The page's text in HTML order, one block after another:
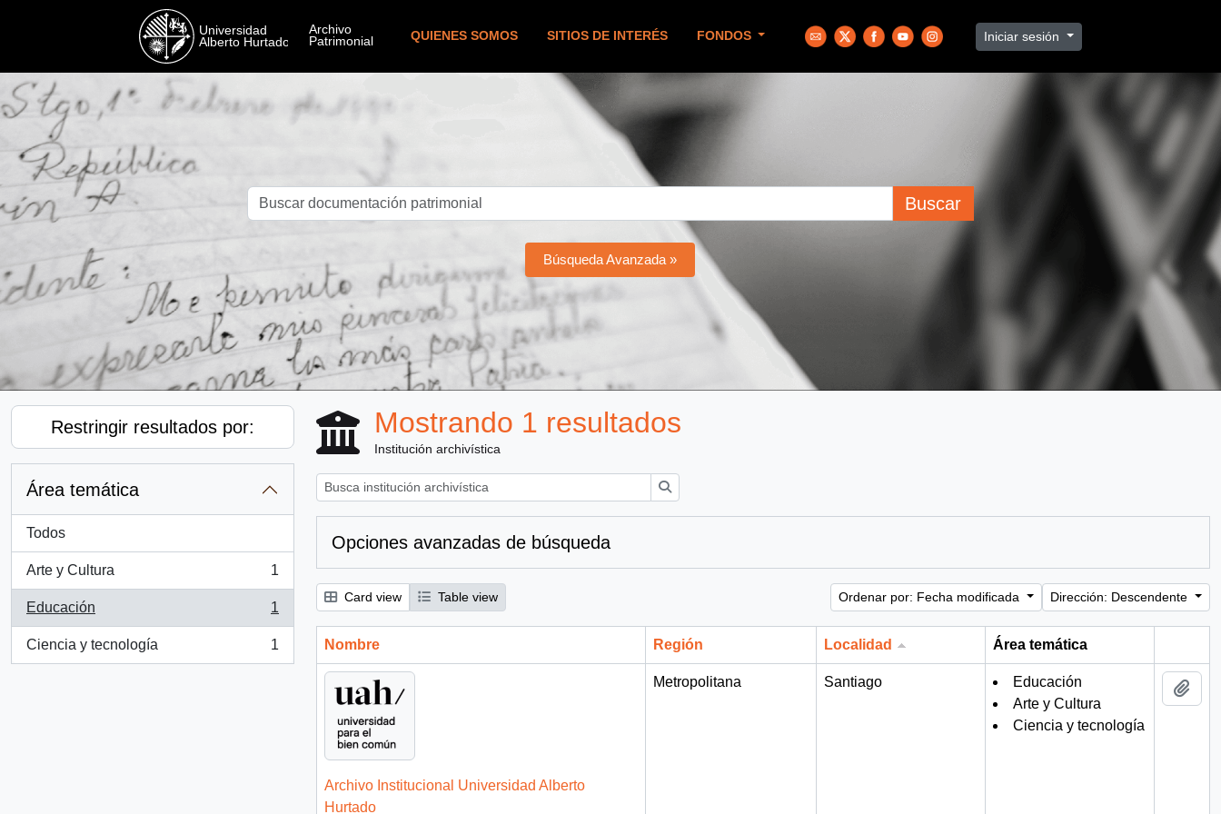
QUIENES SOMOS SITIOS DE INTERÉS FONDOS Iniciar sesión
Buscar
Búsqueda Avanzada »
Restringir resultados por:
Área temática
Todos
Arte y Cultura
, 1 resultados
1
Educación
, 1 resultados
1
Ciencia y tecnología
, 1 resultados
1
Mostrando 1 resultados
Institución archivística
Opciones avanzadas de búsqueda
Card view Table view Ordenar por: Fecha modificada Dirección: Descendente
Nombre Región Localidad
Área temática
Archivo Institucional Universidad Alberto
Hurtado
Metropolitana Santiago
Educación
Arte y Cultura
Ciencia y tecnología